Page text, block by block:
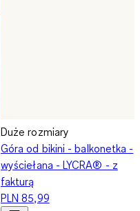
Duże rozmiary
Góra od bikini - balkonetka -
wyściełana - LYCRA® - z
fakturą
PLN 85,99